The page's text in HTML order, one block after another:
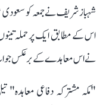
شہباز شریف نے جمعہ کو
اس کے مطابق ایک پر حملہ
نےاس معاہدے کے برعکس
"مکہ مشترکہ دفاعی